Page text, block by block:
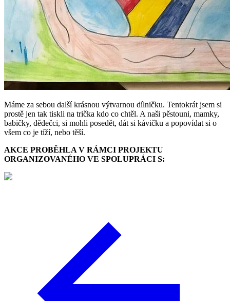
Máme za sebou další krásnou výtvarnou dílničku. Tentokrát jsem si
prostě jen tak tiskli na trička kdo co chtěl. A naši pěstouni, mamky,
babičky, dědečci, si mohli posedět, dát si kávičku a popovídat si o
všem co je tíží, nebo těší.
AKCE PROBĚHLA V RÁMCI PROJEKTU
ORGANIZOVANÉHO VE SPOLUPRÁCI S: